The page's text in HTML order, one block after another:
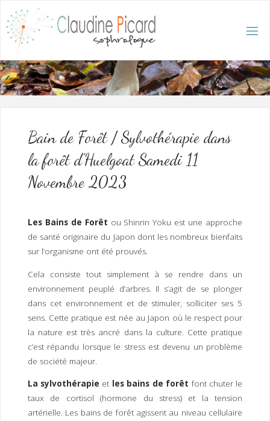
content
DIN
E PI
CAR
D :
SO
PHR
OL
OG
AP E
IMP
ER
Bain de Forêt / Sylvothérapie dans
la forêt d’Huelgoat Samedi 11
Novembre 2023
Les Bains de Forêt ou Shinrin Yoku est une approche
de santé originaire du Japon dont les nombreux bienfaits
sur l’organisme ont été prouvés.
Cela consiste tout simplement à se rendre dans un
environnement peuplé d’arbres. Il s’agit de se plonger
dans cet environnement et de stimuler, solliciter ses 5
sens. Cette pratique est née au Japon où le respect pour
la nature est très ancré dans la culture. Cette pratique
c’est répandu lorsque le stress est devenu un problème
de société majeur.
La sylvothérapie et les bains de forêt font chuter le
taux de cortisol (hormone du stress) et la tension
artérielle. Les bains de forêt agissent au niveau cellulaire